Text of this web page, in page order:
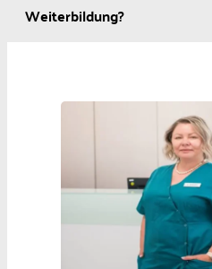
Weiterbildung?